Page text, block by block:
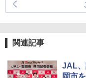
関連記事
JAL、
岡市